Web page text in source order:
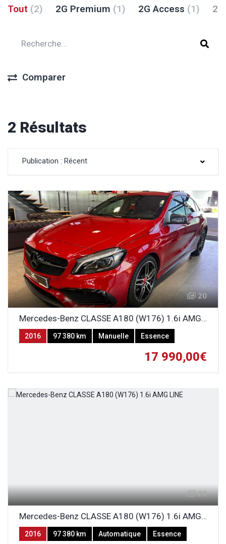
Tout (2) 2G Premium (1) 2G Access (1)
Comparer
2 Résultats
Publication : Récent
20
Mercedes-Benz CLASSE A180 (W176) 1.6i AMG LINE
17 990,00€
2016 97 380 km Manuelle Essence
20
Mercedes-Benz CLASSE A180 (W176) 1.6i AMG LINE
2016 97 380 km Automatique Essence